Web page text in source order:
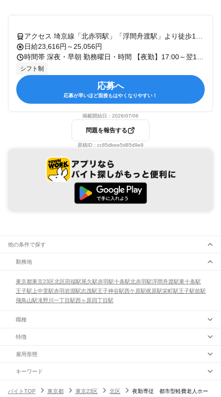
日給23,616円～25,056円
シフト制
応募へ
応募が早いほど面接もはやくなりやすい！
掲載開始日： 2026/07/06
問題を報告する
原稿ID： cc85dbee5d85d9e9
他の条件で探す
勤務地
東京都東京23区北区田端駅尾久駅赤羽駅十条駅北赤羽駅浮間舟渡駅東十条駅
王子駅 上中里駅赤羽岩淵駅志茂駅王子神谷駅西ケ原駅梶原駅栄町駅王子駅前駅
飛鳥山駅滝野川一丁目駅西ヶ原四丁目駅
職種
特徴
雇用形態
キーワード
バイトTOP 東京都 東京23区 北区 夜勤専従 都市型軽費老人ホー